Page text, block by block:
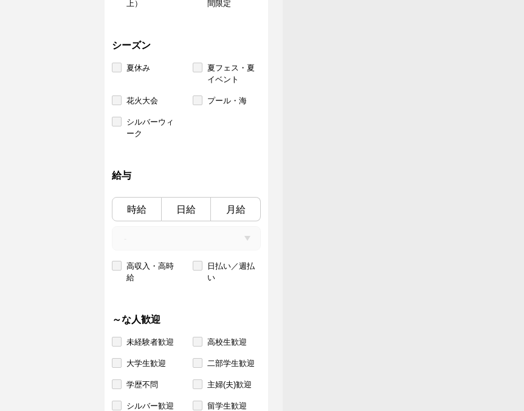
上）
間限定
シーズン
夏休み
夏フェス・夏
イベント
花火大会 プール・海
シルバーウィ
ーク
給与
時給 日給 月給
高収入・高時
給
日払い／週払
い
～な人歓迎
未経験者歓迎 高校生歓迎
大学生歓迎 二部学生歓迎
学歴不問 主婦(夫)歓迎
シルバー歓迎 留学生歓迎